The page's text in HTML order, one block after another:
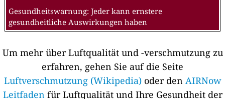
Gesundheitswarnung: Jeder kann ernstere
gesundheitliche Auswirkungen haben
Um mehr über Luftqualität und -verschmutzung zu
erfahren, gehen Sie auf die Seite
Luftverschmutzung (Wikipedia)oder den AIRNow
Leitfaden für Luftqualität und Ihre Gesundheit der